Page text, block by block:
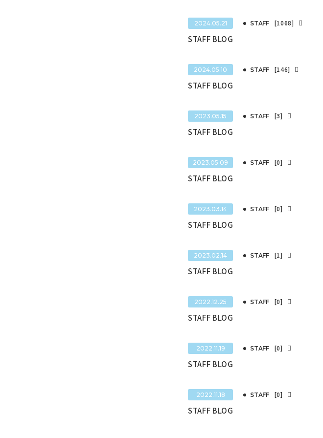
2024.05.21 STAFF [1068]
STAFF BLOG
2024.05.10 STAFF [146]
STAFF BLOG
2023.05.15 STAFF [3]
STAFF BLOG
2023.05.09 STAFF [0]
STAFF BLOG
2023.03.14 STAFF [0]
STAFF BLOG
2023.02.14 STAFF [1]
STAFF BLOG
2022.12.25 STAFF [0]
STAFF BLOG
2022.11.19 STAFF [0]
STAFF BLOG
2022.11.18 STAFF [0]
STAFF BLOG